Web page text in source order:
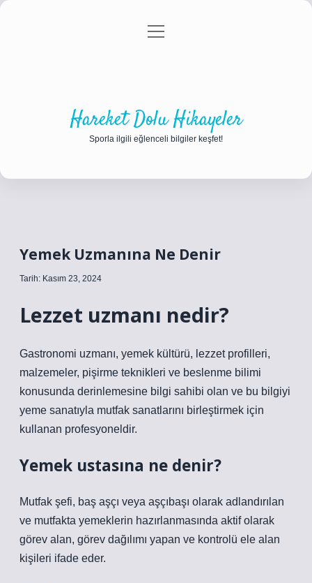
Gizlilik Politikası
menüyü
Hareket Dolu Hikayeler
Sporla ilgili eğlenceli bilgiler keşfet!
Yemek Uzmanına Ne Denir
Tarih: Kasım 23, 2024
Lezzet uzmanı nedir?
Gastronomi uzmanı, yemek kültürü, lezzet profilleri,
malzemeler, pişirme teknikleri ve beslenme bilimi
konusunda derinlemesine bilgi sahibi olan ve bu bilgiyi
yeme sanatıyla mutfak sanatlarını birleştirmek için
kullanan profesyoneldir.
Yemek ustasına ne denir?
Mutfak şefi, baş aşçı veya aşçıbaşı olarak adlandırılan
ve mutfakta yemeklerin hazırlanmasında aktif olarak
görev alan, görev dağılımı yapan ve kontrolü ele alan
kişileri ifade eder.